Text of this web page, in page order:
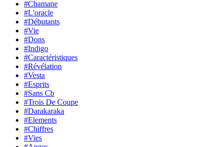
#Chamane
#L'oracle
#Débutants
#Vie
#Dons
#Indigo
#Caractéristiques
#Révélation
#Vesta
#Esprits
#Sans Cb
#Trois De Coupe
#Darakaraka
#Elements
#Chiffres
#Vies